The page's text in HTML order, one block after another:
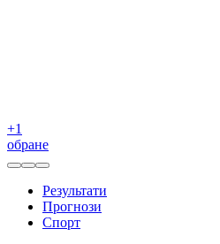
+1
обране
Результати
Прогнози
Спорт